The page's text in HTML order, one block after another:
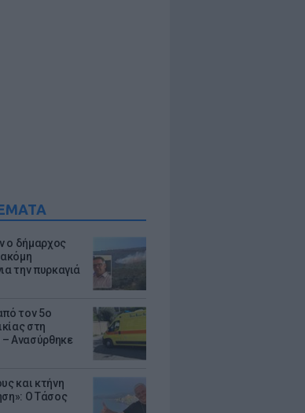
ο δήμαρχος
την πυρκαγιά
τον 5ο
στη
Ανασύρθηκε
και κτήνη
Ο Τάσος